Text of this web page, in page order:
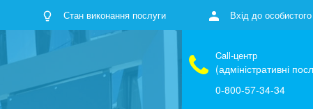
Стан виконання послуги Вхід до особистого
Call-центр
(адміністративні
0-800-57-34-34